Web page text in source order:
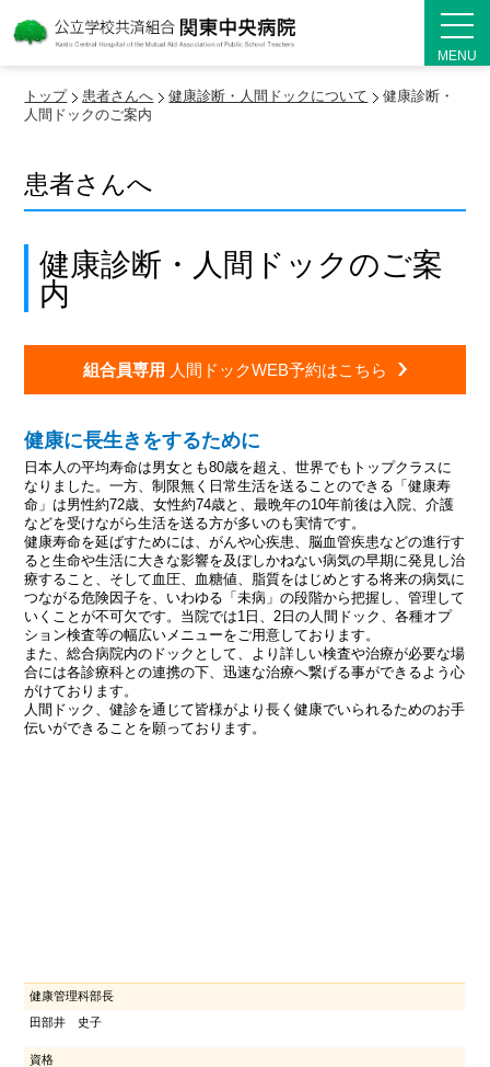
MENU
トップ 患者さんへ 健康診断・人間ドックについて
健康診断・
人間ドックのご案内
患者さんへ
健康診断・人間ドックのご案
内
組合員専用 人間ドックWEB予約はこちら
健康に長生きをするために
日本人の平均寿命は男女とも80歳を超え、世界でもトップクラスに
なりました。一方、制限無く日常生活を送ることのできる「健康寿
命」は男性約72歳、女性約74歳と、最晩年の10年前後は入院、介護
などを受けながら生活を送る方が多いのも実情です。
健康寿命を延ばすためには、がんや心疾患、脳血管疾患などの進行す
ると生命や生活に大きな影響を及ぼしかねない病気の早期に発見し治
療すること、そして血圧、血糖値、脂質をはじめとする将来の病気に
つながる危険因子を、いわゆる「未病」の段階から把握し、管理して
いくことが不可欠です。当院では1日、2日の人間ドック、各種オプ
ション検査等の幅広いメニューをご用意しております。
また、総合病院内のドックとして、より詳しい検査や治療が必要な場
合には各診療科との連携の下、迅速な治療へ繋げる事ができるよう心
がけております。
人間ドック、健診を通じて皆様がより長く健康でいられるためのお手
伝いができることを願っております。
健康管理科部長
田部井 史子
資格